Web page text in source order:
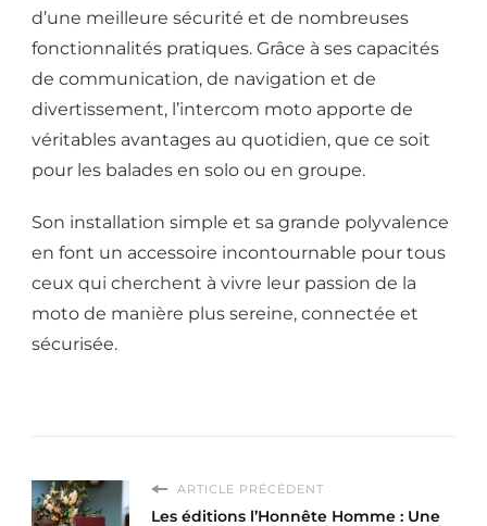
d’une meilleure sécurité et de nombreuses
fonctionnalités pratiques. Grâce à ses capacités
de communication, de navigation et de
divertissement, l’intercom moto apporte de
véritables avantages au quotidien, que ce soit
pour les balades en solo ou en groupe.
Son installation simple et sa grande polyvalence
en font un accessoire incontournable pour tous
ceux qui cherchent à vivre leur passion de la
moto de manière plus sereine, connectée et
sécurisée.
ARTICLE PRÉCÉDENT
Les éditions l’Honnête Homme : Une